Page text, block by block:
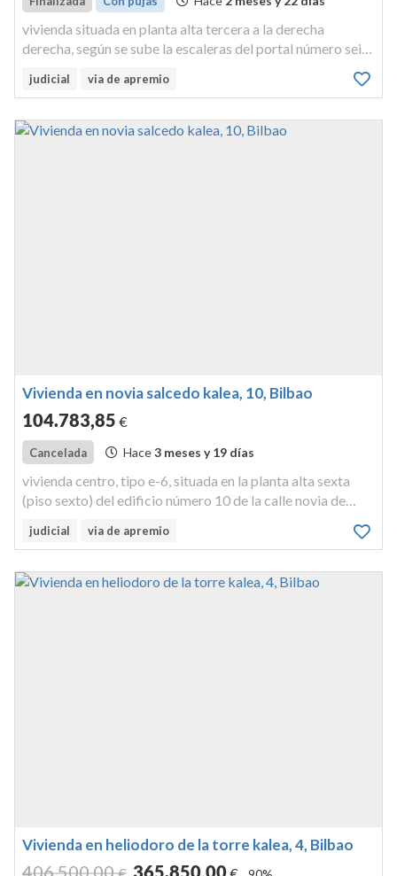
vivienda situada en planta alta tercera a la derecha
derecha, según se sube la escaleras del portal número seis
de la travesía ramon y cajal en bilbao identificada con la
letra d. tiene una superficie construida aproximada de
judicial via de apremio
Vivienda en novia salcedo kalea, 10, Bilbao
104.783,85 €
Cancelada Hace3 meses y 19 días
vivienda centro, tipo e-6, situada en la planta alta sexta
(piso sexto) del edificio número 10 de la calle novia de
propiedad de bilbao nº 8, finca registral número 23.801/a.
judicial via de apremio
Vivienda en heliodoro de la torre kalea, 4, Bilbao